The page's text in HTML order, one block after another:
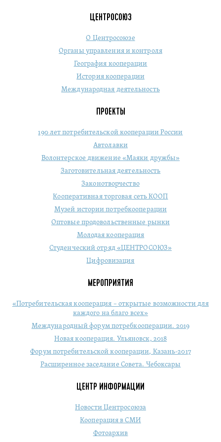
ЦЕНТРОСОЮЗ
О Центросоюзе
Органы управления и контроля
География кооперации
История кооперации
Международная деятельность
ПРОЕКТЫ
190 лет потребительской кооперации России
Автолавки
Волонтерское движение «Маяки дружбы»
Заготовительная деятельность
Законотворчество
Кооперативная торговая сеть КООП
Музей истории потребкооперации
Оптовые продовольственные рынки
Молодая кооперация
Студенческий отряд «ЦЕНТРОСОЮЗ»
Цифровизация
МЕРОПРИЯТИЯ
«Потребительская кооперация – открытые возможности для
каждого на благо всех»
Международный форум потребкооперации. 2019
Новая кооперация. Ульяновск, 2018
Форум потребительской кооперации, Казань-2017
Расширенное заседание Совета. Чебоксары
ЦЕНТР ИНФОРМАЦИИ
Новости Центросоюза
Кооперация в СМИ
Фотоархив